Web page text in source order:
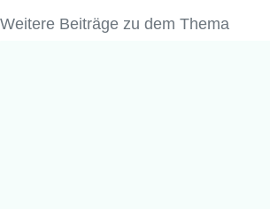
Weitere Beiträge zu dem Thema